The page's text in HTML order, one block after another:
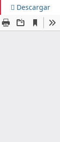
Descargar